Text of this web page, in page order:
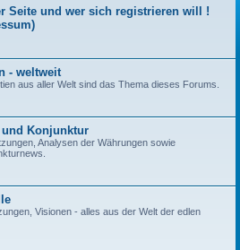
Seite und wer sich registrieren will !
- weltweit
aus aller Welt sind das Thema dieses Forums.
und Konjunktur
Analysen der Währungen sowie
Visionen - alles aus der Welt der edlen